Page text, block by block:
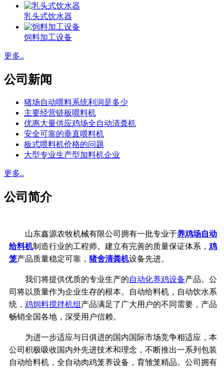
乳头式饮水器
饲料加工设备
更多..
公司新闻
猪场自动喂料系统利润是多少
主要经营链板喂料机
优惠大量供应鸡场全自动清粪机
安全可靠的垂直喂料机
板式喂料机价格的问题
大型专业生产型加料机企业
更多..
公司简介
山东鑫源农牧机械有限公司拥有一批专业于养鸡场自动
给料机制造行业的工程师。建立有完善的质量保证体系， 鸡
笼产品质量稳定可靠， 猪舍清粪机设备先进。
我们将提供优质的专业生产的自动化养鸡设备产品。公
司将以质量作为企业生存的根本。自动给料机，自动饮水系
统， 鸡饲料搅拌机组 产品满足了广大用户的不同需要，产品
畅销全国各地，深受用户信赖。
为进一步适应与日俱进的国内国际市场竞争相适应，本
公司积极吸收国内外先进技术和理念，不断推出一系列包装
自动给料机，全自动肉鸡笼养设备，育雏笼精品。公司拥有